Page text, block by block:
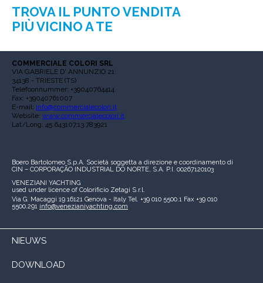
TROVA IL PUNTO VENDITA
PIÙ VICINO A TE
COMMERCIALE COLORI SRL
VIA GABRIELE D' ANNUNZIO 21
34138 - TRIESTE (TS)
Telefoonnummer: +39040764414
Fax: +39040761007
E-mail: info@commercialecolori.it
Website: www.commercialecolori.it
Lat/Long: 45.643107,13.783921
Boero Bartolomeo S.p.A. Società soggetta a direzione e coordinamento di
CIN – CORPORAÇÃO INDUSTRIAL DO NORTE, S.A. P.I. 00267120103
VENEZIANI YACHTING
used under licence of Colorificio Zetagi S.r.l.
Via G. Macaggi 19 16121 Genova - Italy Tel. +39 010 5500.1 Fax +39 010
5500.291 info@venezianiyachting.com
NIEUWS
DOWNLOAD